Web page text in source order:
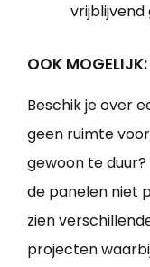
vrijblijvend
OOK MOGELIJK:
Beschik je over
geen ruimte
gewoon te duur?
de panelen niet
zien
projecten